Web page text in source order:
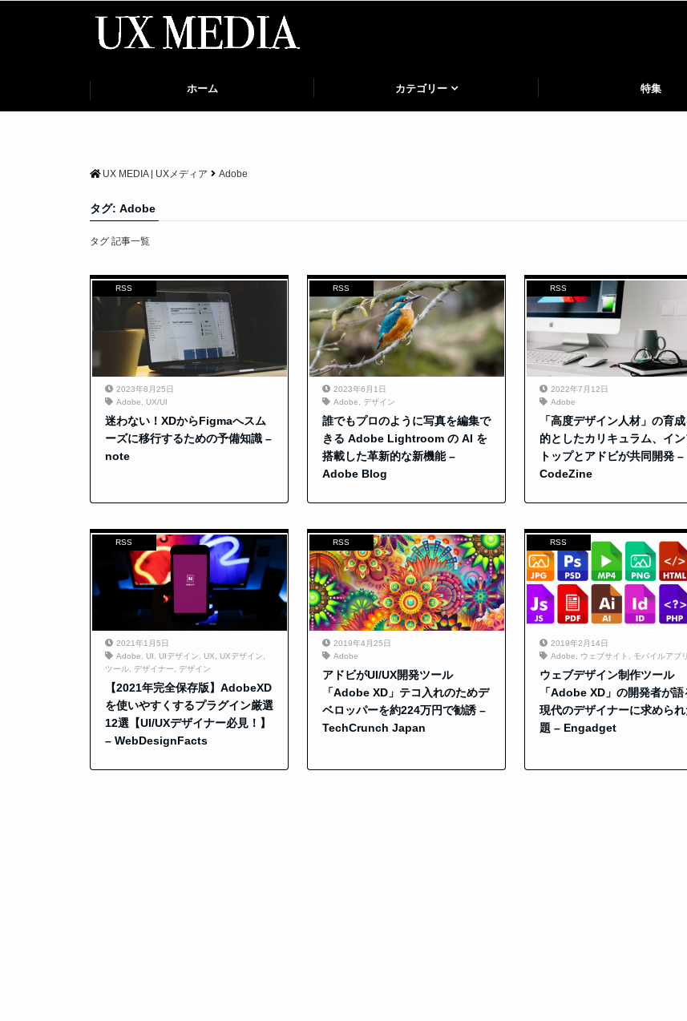
ホーム カテゴリー 特集
UX MEDIA | UXメディア Adobe
タグ: Adobe
タグ 記事一覧
RSS
2023年8月25日
Adobe
UX/UI
迷わない！XDからFigmaへスム
ーズに移行するための予備知識 –
note
RSS
2023年6月1日
Adobe
デザイン
誰でもプロのように写真を編集で
きる Adobe Lightroom の AI を
搭載した革新的な新機能 –
Adobe Blog
RSS
2022年7月12日
Adobe
「高度デザイン人材」の育成
的としたカリキュラム、イ
トップとアドビが共同開発 –
CodeZine
RSS
2021年1月5日
Adobe
UI UIデザイン UX UXデザイン
ツール, デザイナー デザイン
【2021年完全保存版】AdobeXD
を使いやすくするプラグイン厳選
12選【UI/UXデザイナー必見！】
– WebDesignFacts
RSS
2019年4月25日
Adobe
アドビがUI/UX開発ツール
「Adobe XD」テコ入れのためデ
ベロッパーを約224万円で勧誘 –
TechCrunch Japan
RSS
2019年2月14日
Adobe
ウェブサイト モバイルアプリ
ウェブデザイン制作ツール
「Adobe XD」の開発者が語
現代のデザイナーに求めら
題 – Engadget